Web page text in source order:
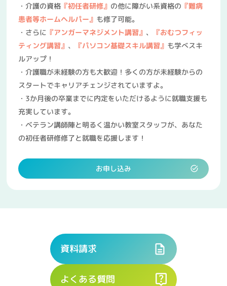
・介護の資格『初任者研修』 の他に障がい系資格の 『難病
患者等ホームヘルパー』 も修了可能。
・さらに 『アンガーマネジメント講習』 、
『おむつフィッ
ティング講習』 、 『パソコン基礎スキル講習』 も学べスキ
ルアップ！
・介護職が未経験の方も大歓迎！多くの方が未経験からの
スタートでキャリアチェンジされていますよ。
・3か月後の卒業までに内定をいただけるように就職支援も
充実しています。
・ベテラン講師陣と明るく温かい教室スタッフが、あなた
の初任者研修修了と就職を応援します！
お申し込み
資料請求
よくある質問